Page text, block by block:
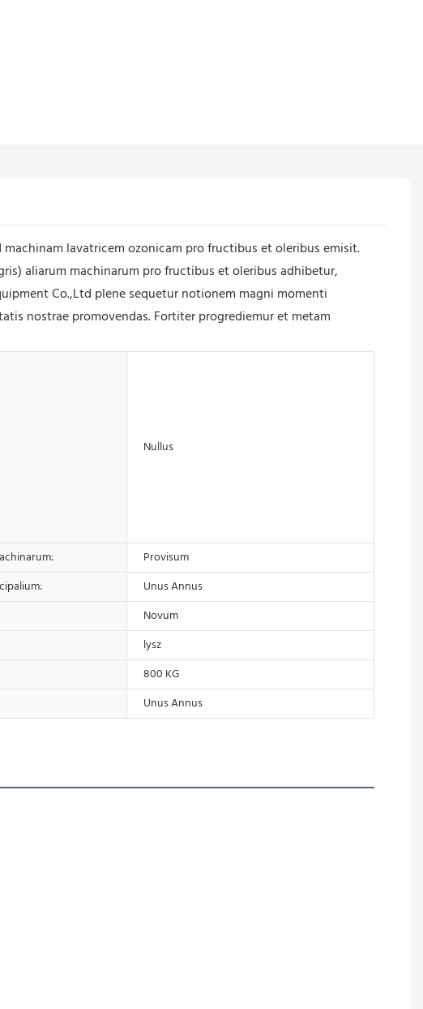
lavatricem ozonicam pro fructibus et oleribus emisit.
aliarum machinarum pro fructibus et oleribus adhibetur,
Co.,Ltd plene sequetur notionem magni momenti
nostrae promovendas. Fortiter progrediemur et metam
Nullus
Provisum
Unus Annus
Novum
lysz
800 KG
Unus Annus